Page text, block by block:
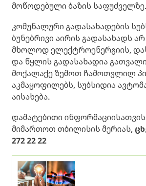
მოწოდებული ბაზის საფუძველზე.
კომუნალური გადასახადების
ბუნებრივი აირის გადასახადს
მხოლოდ ელექტროენერგიის,
და წყლის გადასახადია
მოქალაქე ზემოთ ჩამოთვლილ
აკმაყოფილებს, სუბსიდია
აისახება.
დამატებითი
მიმართოთ თბილისის მერიას,
272 22 22